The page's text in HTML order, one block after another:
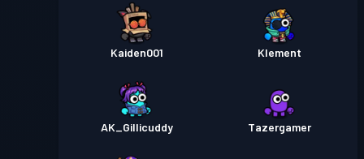
Kaiden001 Klement
AK_Gillicuddy Tazergamer